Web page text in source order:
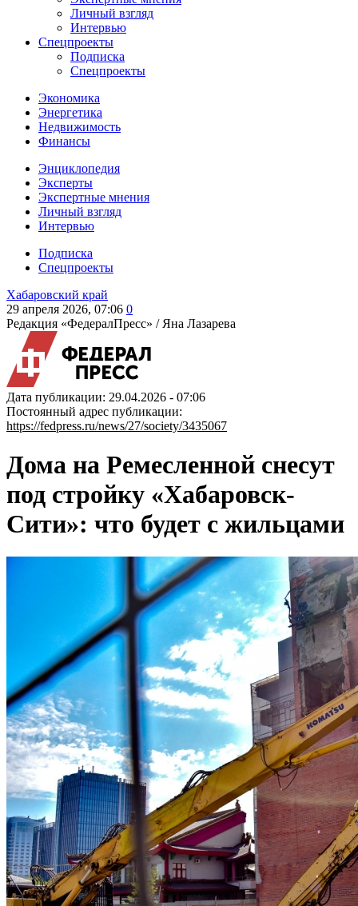
Личный взгляд
Интервью
Спецпроекты
Подписка
Спецпроекты
Экономика
Энергетика
Недвижимость
Финансы
Энциклопедия
Эксперты
Экспертные мнения
Личный взгляд
Интервью
Подписка
Спецпроекты
Хабаровский край
29 апреля 2026, 07:06 0
Редакция «ФедералПресс» / Яна Лазарева
Дата публикации: 29.04.2026 - 07:06
Постоянный адрес публикации:
https://fedpress.ru/news/27/society/3435067
Дома на Ремесленной снесут
под стройку «Хабаровск-
Сити»: что будет с жильцами